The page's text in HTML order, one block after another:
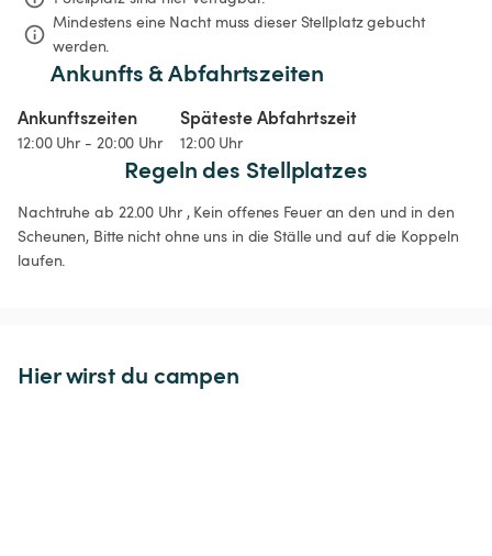
Mindestens eine Nacht muss dieser Stellplatz gebucht
werden.
Ankunfts & Abfahrtszeiten
Ankunftszeiten
12:00 Uhr - 20:00 Uhr
Späteste Abfahrtszeit
12:00 Uhr
Regeln des Stellplatzes
Nachtruhe ab 22.00 Uhr , Kein offenes Feuer an den und in den
Scheunen, Bitte nicht ohne uns in die Ställe und auf die Koppeln
laufen.
Hier wirst du campen